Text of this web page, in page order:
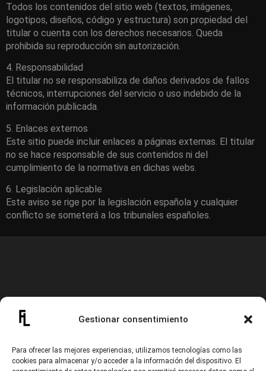
Gestionar consentimiento
Para ofrecer las mejores experiencias, utilizamos tecnologías como las
cookies para almacenar y/o acceder a la información del dispositivo. El
Todos los contenidos del sitio web (textos, imágenes,
logotipos, diseños, código y estructura) son propiedad del
titular o cuenta con los derechos necesarios. Queda
prohibida su reproducción sin autorización.
4. Responsabilidad
El titular no se responsabiliza de daños derivados de fallos
técnicos, interrupciones del servicio o uso indebido de la
información publicada.
5. Enlaces externos
Este sitio puede incluir enlaces a páginas externas. El titular
no se hace responsable de sus contenidos ni del
cumplimiento de la normativa en dichas webs.
6. Legislación aplicable
Este aviso se rige por la legislación española y cualquier
conflicto se someterá a los tribunales españoles.
ESTOY AQUÍ PARA COLABORAR CONTIGO, Y CONVERTIR